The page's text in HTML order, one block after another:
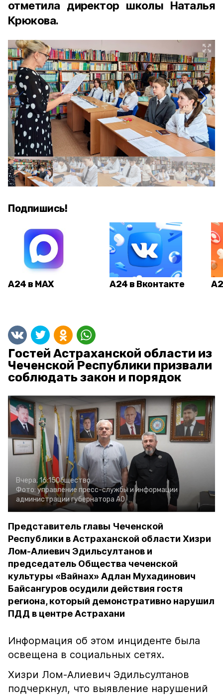
отметила директор школы Наталья
Крюкова.
Подпишись!
А24 в MAX А24 в Вконтакте
Гостей Астраханской области из
Чеченской Республики призвали
соблюдать закон и порядок
Вчера, 16:15Общество
Фото: управление пресс-службы и информации
администрации губернатора АО
Представитель главы Чеченской
Республики в Астраханской области Хизри
Лом-Алиевич Эдильсултанов и
председатель Общества чеченской
культуры «Вайнах» Адлан Мухадинович
Байсангуров осудили действия гостя
региона, который демонстративно нарушил
ПДД в центре Астрахани
Информация об этом инциденте была
освещена в социальных сетях.
Хизри Лом-Алиевич Эдильсултанов
подчеркнул, что выявление нарушений